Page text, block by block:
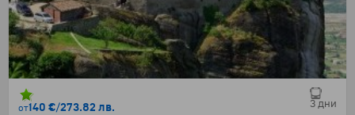
от140 €/273.82 лв. 3 дни